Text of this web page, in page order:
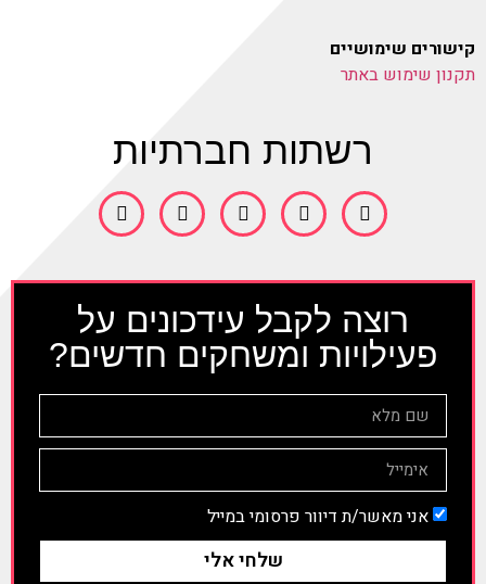
רוצה לקבל עידכונים על
פעילויות ומשחקים חדשים?
אני מאשר/ת דיוור פרסומי במייל
שלחי אלי
רשתות חברתיות
קישורים שימושיים
תקנון שימוש באתר